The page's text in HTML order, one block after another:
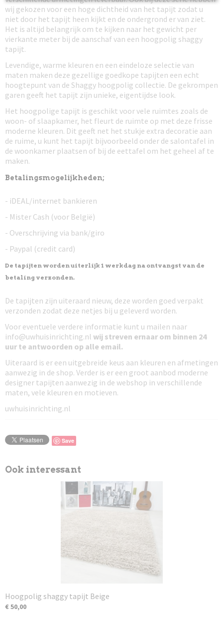
wij gekozen voor een hoge dichtheid van het tapijt zodat u
niet door het tapijt heen kijkt en de ondergrond er van ziet.
Het is altijd belangrijk om te kijken naar het gewicht per
vierkante meter bij de aanschaf van een hoogpolig shaggy
tapijt.
Levendige, warme kleuren en een eindeloze selectie van
maten maken deze gezellige goedkope tapijten een echt
hoogtepunt van de Shaggy hoogpolig collectie. De gekrompen
garen geeft het tapijt zijn unieke, eigentijdse look.
Het hoogpolige tapijt is geschikt voor vele ruimtes zoals de
woon- of slaapkamer, het fleurt de ruimte op met deze frisse
moderne kleuren. Dit geeft net het stukje extra decoratie aan
de ruime, u kunt het tapijt bijvoorbeeld onder de salontafel in
de woonkamer plaatsen of bij de eettafel om het geheel af te
maken.
Betalingsmogelijkheden;
- iDEAL/internet bankieren
- Mister Cash (voor België)
- Overschrijving via bank/giro
- Paypal (credit card)
De tapijten worden uiterlijk 1 werkdag na ontvangst van de
betaling verzonden.
De tapijten zijn uiteraard nieuw, deze worden goed verpakt
verzonden zodat deze netjes bij u geleverd worden.
Voor eventuele verdere informatie kunt u mailen naar
info@uwhuisinrichting.nl wij streven ernaar om binnen 24
uur te antwoorden op alle email.
Uiteraard is er een uitgebreide keus aan kleuren en afmetingen
aanwezig in de shop. Verder is er een groot aanbod moderne
designer tapijten aanwezig in de webshop in verschillende
maten, vele kleuren en motieven.
uwhuisinrichting.nl
Save
Ook interessant
Hoogpolig shaggy tapijt Beige
€ 50,00